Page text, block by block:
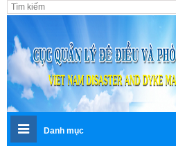
Danh mục